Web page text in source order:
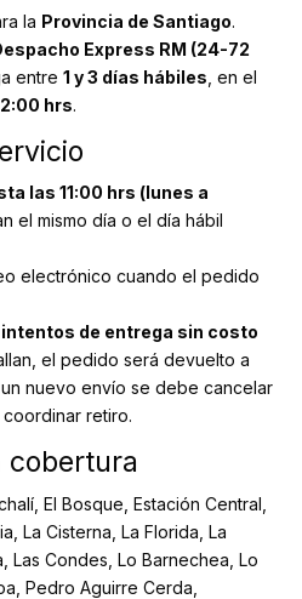
la Provincia de Santiago.
Express RM (24-72
entre 1 y 3 días hábiles , en el
hrs.
las 11:00 hrs (lunes a
el mismo día o el día hábil
electrónico cuando el pedido
intentos de entrega sin costo
el pedido será devuelto a
nuevo envío se debe cancelar
retiro.
cobertura
El Bosque, Estación Central,
La Cisterna, La Florida, La
Las Condes, Lo Barnechea, Lo
Pedro Aguirre Cerda,